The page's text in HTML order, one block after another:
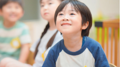
Q
事
サポート